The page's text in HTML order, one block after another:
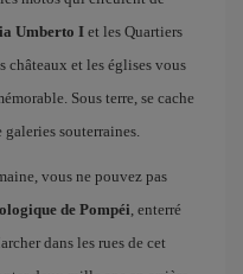
Umberto Iet les Quartiers
châteaux et les églises vous
Sous terre, se cache
souterraines.
vous ne pouvez pas
de Pompéi, enterré
dans les rues de cet